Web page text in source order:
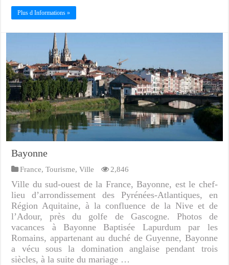
Plus d Informations »
Bayonne
France,Tourisme,Ville 2,846
Ville du sud-ouest de la France, Bayonne, est le chef-
lieu d’arrondissement des Pyrénées-Atlantiques, en
Région Aquitaine, à la confluence de la Nive et de
l’Adour, près du golfe de Gascogne. Photos de
vacances à Bayonne Baptisée Lapurdum par les
Romains, appartenant au duché de Guyenne, Bayonne
a vécu sous la domination anglaise pendant trois
siècles, à la suite du mariage …